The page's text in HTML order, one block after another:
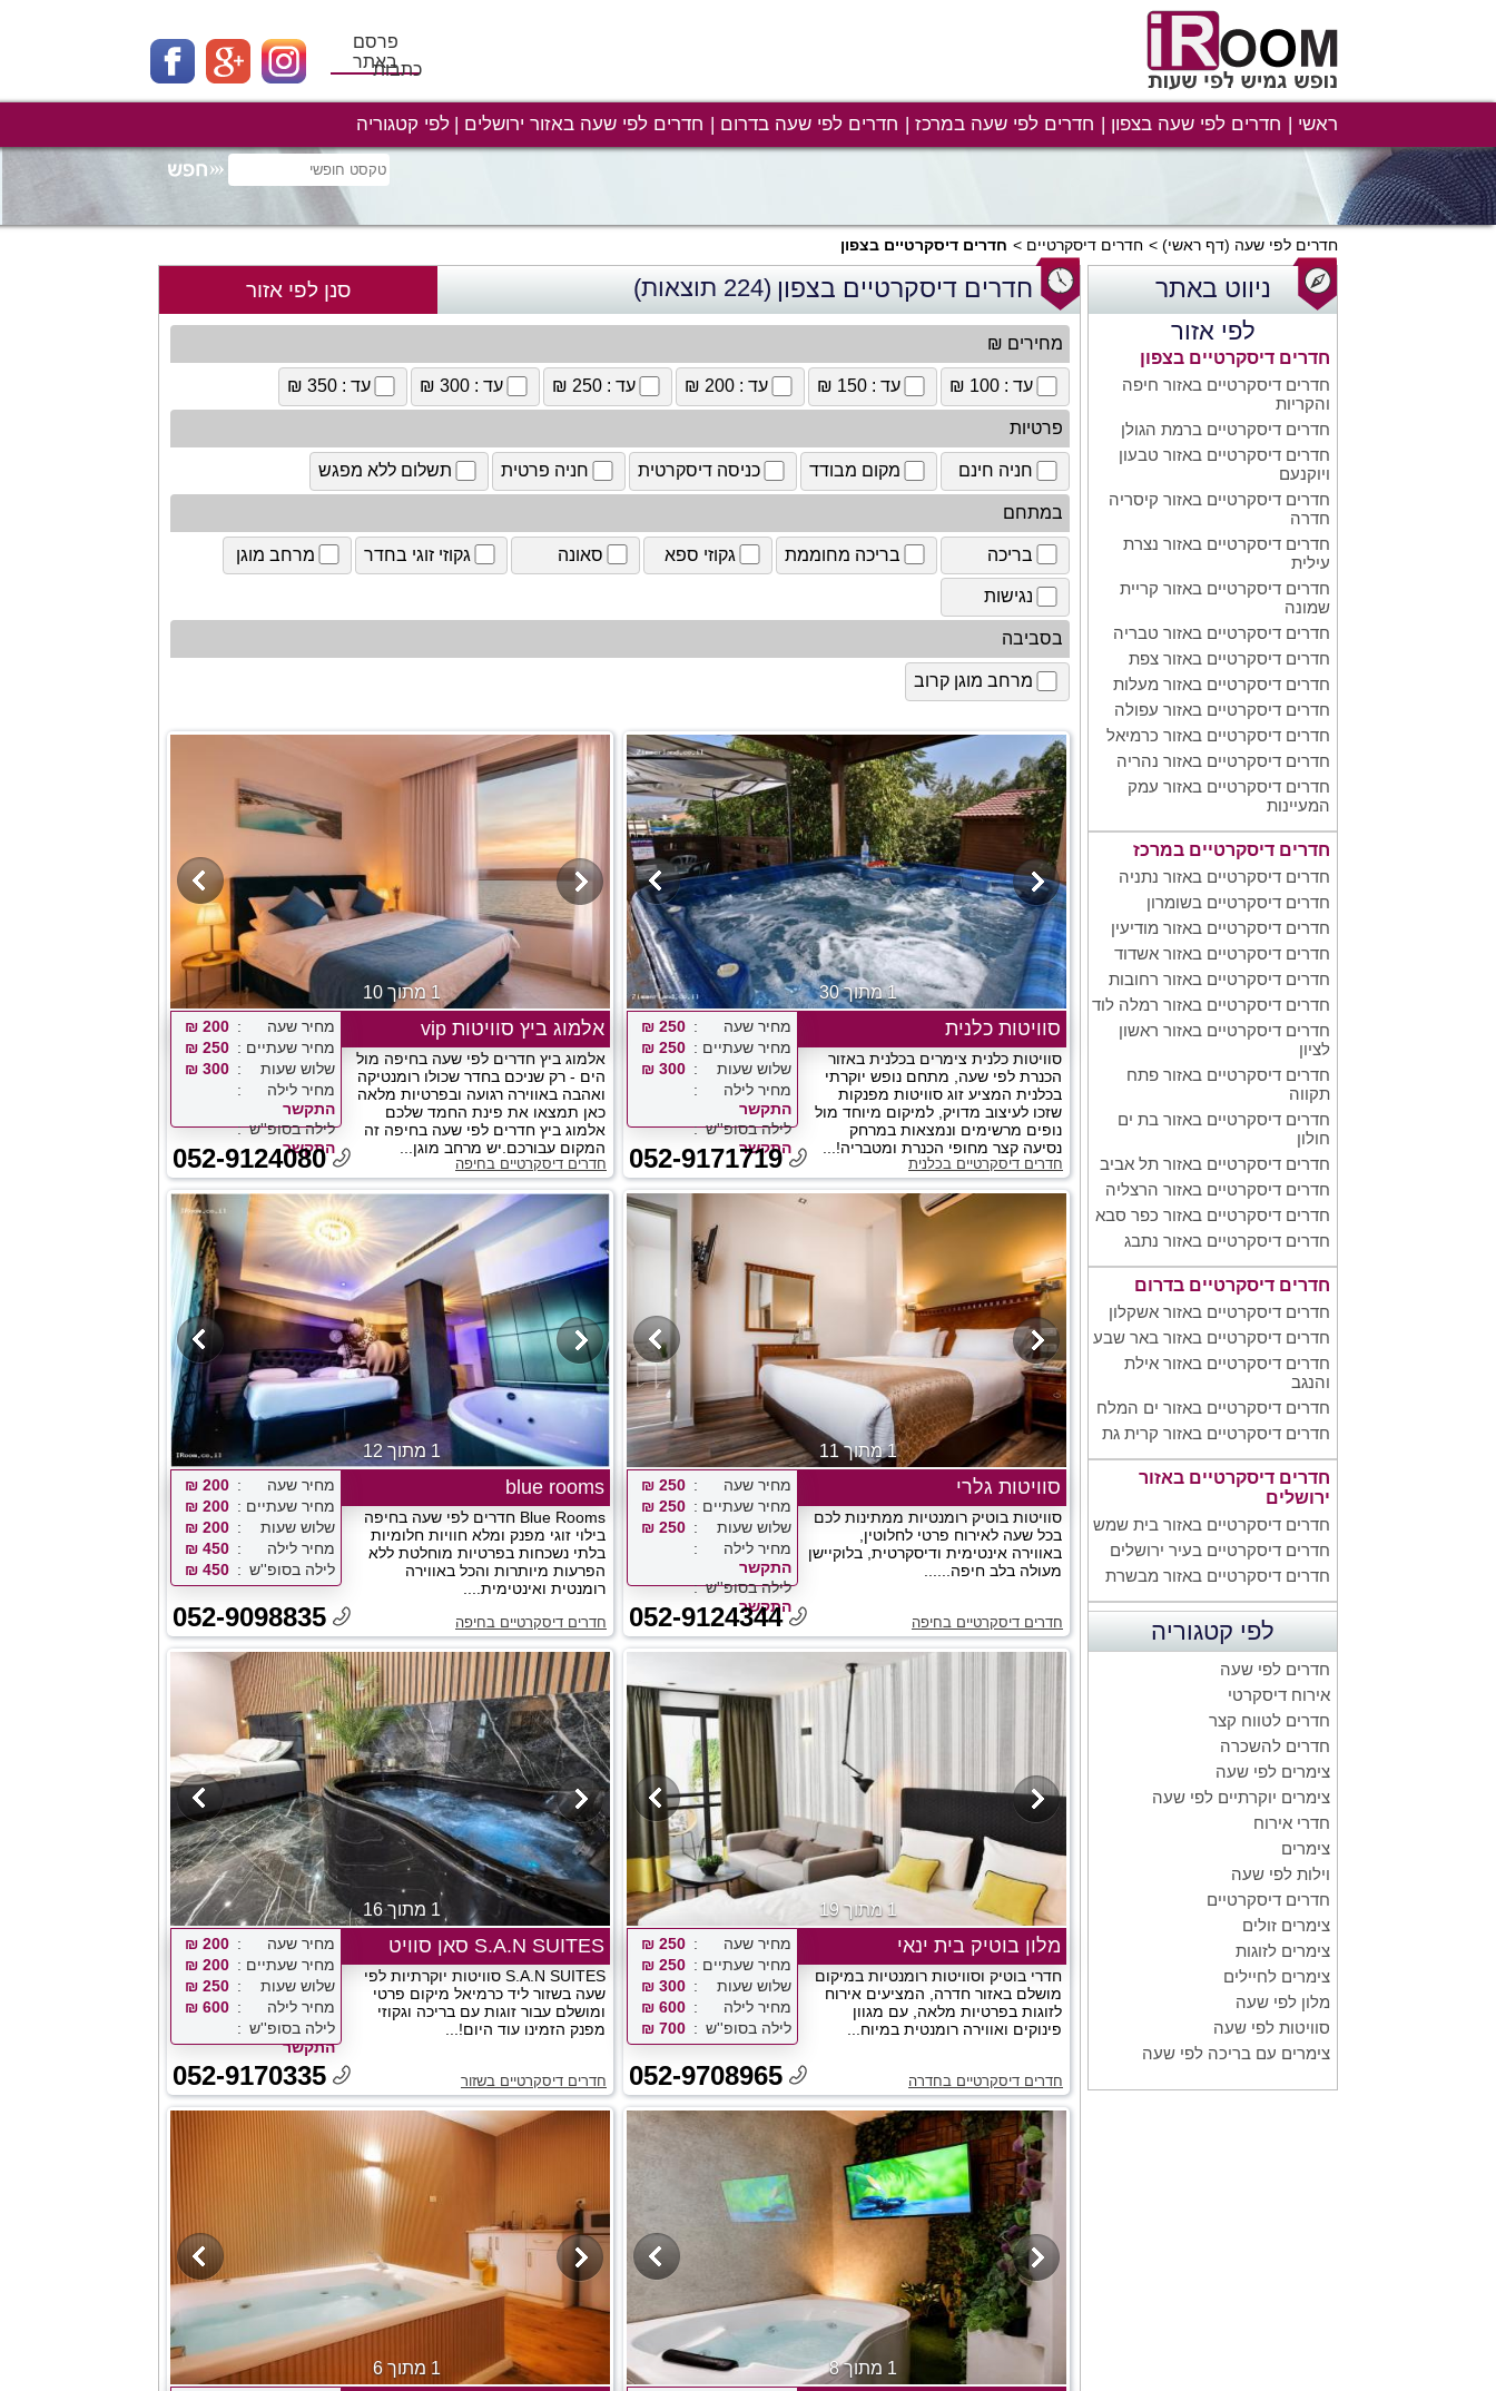
פרסם
באתרכתבות
ראשי חדרים לפי שעה בצפון חדרים לפי שעה במרכז חדרים לפי שעה בדרום חדרים לפי שעה באזור ירושלים לפי קטגוריה
חדרים לפי שעה (דף ראשי) חדרים דיסקרטיים חדרים דיסקרטיים בצפון
ניווט באתר
לפי אזור
חדרים דיסקרטיים בצפון
חדרים דיסקרטיים באזור חיפה
והקריות
חדרים דיסקרטיים ברמת הגולן
חדרים דיסקרטיים באזור טבעון
ויוקנעם
חדרים דיסקרטיים באזור קיסריה
חדרה
חדרים דיסקרטיים באזור נצרת
עילית
חדרים דיסקרטיים באזור קריית
שמונה
חדרים דיסקרטיים באזור טבריה
חדרים דיסקרטיים באזור צפת
חדרים דיסקרטיים באזור מעלות
חדרים דיסקרטיים באזור עפולה
חדרים דיסקרטיים באזור כרמיאל
חדרים דיסקרטיים באזור נהריה
חדרים דיסקרטיים באזור עמק
המעיינות
חדרים דיסקרטיים במרכז
חדרים דיסקרטיים באזור נתניה
חדרים דיסקרטיים בשומרון
חדרים דיסקרטיים באזור מודיעין
חדרים דיסקרטיים באזור אשדוד
חדרים דיסקרטיים באזור רחובות
חדרים דיסקרטיים באזור רמלה לוד
חדרים דיסקרטיים באזור ראשון
לציון
חדרים דיסקרטיים באזור פתח
תקווה
חדרים דיסקרטיים באזור בת ים
חולון
חדרים דיסקרטיים באזור תל אביב
חדרים דיסקרטיים באזור הרצליה
חדרים דיסקרטיים באזור כפר סבא
חדרים דיסקרטיים באזור נתבג
חדרים דיסקרטיים בדרום
חדרים דיסקרטיים באזור אשקלון
חדרים דיסקרטיים באזור באר שבע
חדרים דיסקרטיים באזור אילת
והנגב
חדרים דיסקרטיים באזור ים המלח
חדרים דיסקרטיים באזור קרית גת
חדרים דיסקרטיים באזור
ירושלים
חדרים דיסקרטיים באזור בית שמש
חדרים דיסקרטיים בעיר ירושלים
חדרים דיסקרטיים באזור מבשרת
לפי קטגוריה
חדרים לפי שעה
אירוח דיסקרטי
חדרים לטווח קצר
חדרים להשכרה
צימרים לפי שעה
צימרים יוקרתיים לפי שעה
חדרי אירוח
צימרים
וילות לפי שעה
חדרים דיסקרטיים
צימרים זולים
צימרים לזוגות
צימרים לחיילים
מלון לפי שעה
סוויטות לפי שעה
צימרים עם בריכה לפי שעה
חדרים דיסקרטיים בצפון (224 תוצאות) סנן לפי אזור
מחירים ₪
עד : 100 ₪ עד : 150 ₪ עד : 200 ₪ עד : 250 ₪ עד : 300 ₪ עד : 350 ₪
פרטיות
חניה חינם מקום מבודד כניסה דיסקרטית חניה פרטית תשלום ללא מפגש
במתחם
בריכה בריכה מחוממת גקוזי ספא סאונה גקוזי זוגי בחדר מרחב מוגן
נגישות
בסביבה
מרחב מוגן קרוב
1 מתוך 30
סוויטות כלנית
סוויטות כלנית צימרים בכלנית באזור
הכנרת לפי שעה, מתחם נופש יוקרתי
בכלנית המציע זוג סוויטות מפנקות
שזכו לעיצוב מדויק, למיקום מיוחד מול
נופים מרשימים ונמצאות במרחק
נסיעה קצר מחופי הכנרת ומטבריה!...
חדרים דיסקרטיים בכלנית
מחיר שעה
250 ₪
מחיר שעתיים
250 ₪
שלוש שעות
300 ₪
מחיר לילה
התקשר
לילה בסופ''ש
התקשר
052-9171719
1 מתוך 10
אלמוג ביץ סוויטות vip
אלמוג ביץ חדרים לפי שעה בחיפה מול
הים - רק שניכם בחדר שכולו רומנטיקה
ואהבה באווירה רגועה ובפרטיות מלאה
כאן תמצאו את פינת החמד שלכם
אלמוג ביץ חדרים לפי שעה בחיפה זה
המקום עבורכם.יש מרחב מוגן...
חדרים דיסקרטיים בחיפה
מחיר שעה
200 ₪
מחיר שעתיים
250 ₪
שלוש שעות
300 ₪
מחיר לילה
התקשר
לילה בסופ''ש
התקשר
052-9124080
1 מתוך 11
סוויטות גלרי
סוויטות בוטיק רומנטיות ממתינות לכם
בכל שעה לאירוח פרטי לחלוטין,
באווירה אינטימית ודיסקרטית, בלוקיישן
מעולה בלב חיפה......
חדרים דיסקרטיים בחיפה
מחיר שעה
250 ₪
מחיר שעתיים
250 ₪
שלוש שעות
250 ₪
מחיר לילה
התקשר
לילה בסופ''ש
התקשר
052-9124344
1 מתוך 12
blue rooms
Blue Rooms חדרים לפי שעה בחיפה
בילוי זוגי מפנק ומלא חוויות חלומיות
בלתי נשכחות בפרטיות מוחלטת ללא
הפרעות מיותרות והכל באווירה
רומנטית ואינטימית....
חדרים דיסקרטיים בחיפה
מחיר שעה
200 ₪
מחיר שעתיים
200 ₪
שלוש שעות
200 ₪
מחיר לילה
450 ₪
לילה בסופ''ש
450 ₪
052-9098835
1 מתוך 19
מלון בוטיק בית ינאי
חדרי בוטיק וסוויטות רומנטיות במיקום
מושלם באזור חדרה, המציעים אירוח
לזוגות בפרטיות מלאה, עם מגוון
פינוקים ואווירה רומנטית במיוח...
חדרים דיסקרטיים בחדרה
מחיר שעה
250 ₪
מחיר שעתיים
250 ₪
שלוש שעות
300 ₪
מחיר לילה
600 ₪
לילה בסופ''ש
700 ₪
052-9708965
1 מתוך 16
S.A.N SUITES סאן סוויט
S.A.N SUITES סוויטות יוקרתיות לפי
שעה בשזור ליד כרמיאל מיקום פרטי
ומושלם עבור זוגות עם בריכה וגקוזי
מפנק הזמינו עוד היום!...
חדרים דיסקרטיים בשזור
מחיר שעה
200 ₪
מחיר שעתיים
200 ₪
שלוש שעות
250 ₪
מחיר לילה
600 ₪
לילה בסופ''ש
התקשר
052-9170335
1 מתוך 8 1 מתוך 6